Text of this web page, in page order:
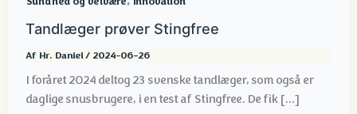
Tandlæger prøver Stingfree
Af Hr. Daniel / 2024-06-26
I foråret 2024 deltog 23 svenske tandlæger, som også er
daglige snusbrugere, i en test af Stingfree. De fik [...]